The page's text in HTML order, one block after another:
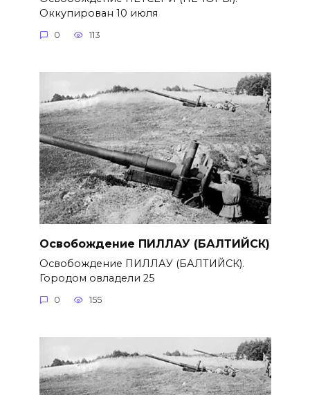
Оккупирован 10 июля
0 113
Освобождение ПИЛЛАУ (БАЛТИЙСК)
Освобождение ПИЛЛАУ (БАЛТИЙСК).
Городом овладели 25
0 155